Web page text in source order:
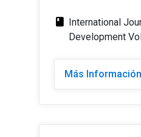
class
International
Development
Más Información